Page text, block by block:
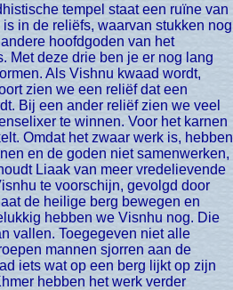
in de reliëfs, waarvan stukken nog
hoofdgoden van het
Met deze drie ben je er nog lang
Als Vishnu kwaad wordt,
zien we een reliëf dat een
Bij een ander reliëf zien we veel
te winnen. Voor het karnen
Omdat het zwaar werk is, hebben
en de goden niet samenwerken,
Liaak van meer vredelievende
te voorschijn, gevolgd door
de heilige berg bewegen en
hebben we Visnhu nog. Die
vallen. Toegegeven niet alle
mannen sjorren aan de
iets wat op een berg lijkt op zijn
hebben het werk verder